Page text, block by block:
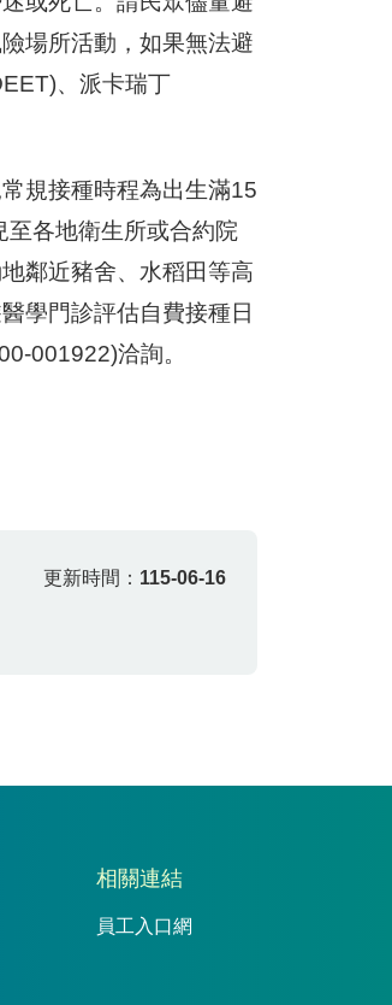
場所活動，如果無法避
、派卡瑞丁
規接種時程為出生滿15
各地衛生所或合約院
鄰近豬舍、水稻田等高
學門診評估自費接種日
001922)洽詢。
更新時間： 115-06-16
相關連結
員工入口網